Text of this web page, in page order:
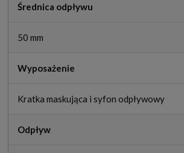
Średnica odpływu
50 mm
Wyposażenie
Kratka maskująca i syfon odpływowy
Odpływ